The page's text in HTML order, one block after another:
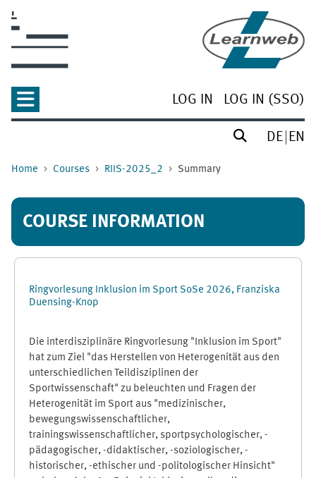
LOG IN LOG IN (SSO)
DE EN
Home Courses RIIS-2025_2 Summary
COURSE INFORMATION
Ringvorlesung Inklusion im Sport SoSe 2026, Franziska
Duensing-Knop
Die interdisziplinäre Ringvorlesung "Inklusion im Sport"
hat zum Ziel "das Herstellen von Heterogenität aus den
unterschiedlichen Teildisziplinen der
Sportwissenschaft" zu beleuchten und Fragen der
Heterogenität im Sport aus "medizinischer,
bewegungswissenschaftlicher,
trainingswissenschaftlicher, sportpsychologischer, -
pädagogischer, -didaktischer, -soziologischer, -
historischer, -ethischer und -politologischer Hinsicht"